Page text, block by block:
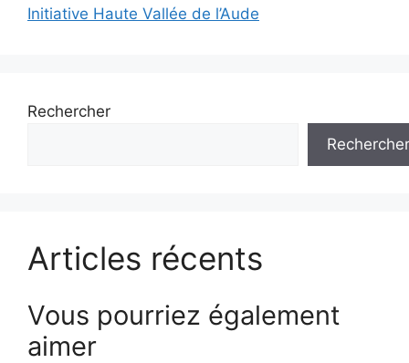
Initiative Haute Vallée de l’Aude
Rechercher
Rechercher
Articles récents
Vous pourriez également
aimer